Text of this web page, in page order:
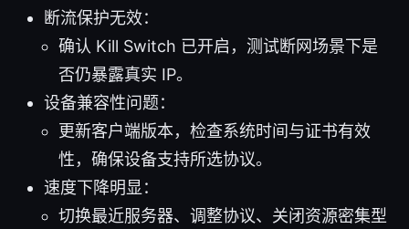
断流保护无效：
确认 Kill Switch 已开启，测试断网场景下是
否仍暴露真实 IP。
设备兼容性问题：
更新客户端版本，检查系统时间与证书有效
性，确保设备支持所选协议。
速度下降明显：
切换最近服务器、调整协议、关闭资源密集型